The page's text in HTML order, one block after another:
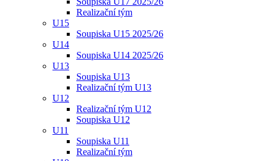
Realizační tým
U15
Soupiska U15 2025/26
U14
Soupiska U14 2025/26
U13
Soupiska U13
Realizační tým U13
U12
Realizační tým U12
Soupiska U12
U11
Soupiska U11
Realizační tým